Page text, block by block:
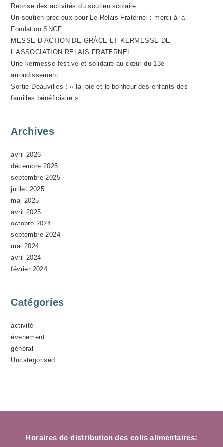
É
V
È
N
E
M
E
N
Reprise des activités du soutien scolaire
Un soutien précieux pour Le Relais Fraternel : merci à la
Fondation SNCF
MESSE D’ACTION DE GRÂCE ET KERMESSE DE
L’ASSOCIATION RELAIS FRATERNEL
Une kermesse festive et solidaire au cœur du 13e
arrondissement
Sortie Deauvilles : « la joie et le bonheur des enfants des
familles bénéficiaire »
Archives
avril 2026
décembre 2025
septembre 2025
juillet 2025
mai 2025
avril 2025
octobre 2024
septembre 2024
mai 2024
avril 2024
février 2024
Catégories
activité
évenement
général
Uncategorised
Horaires de distribution des colis alimentaires: